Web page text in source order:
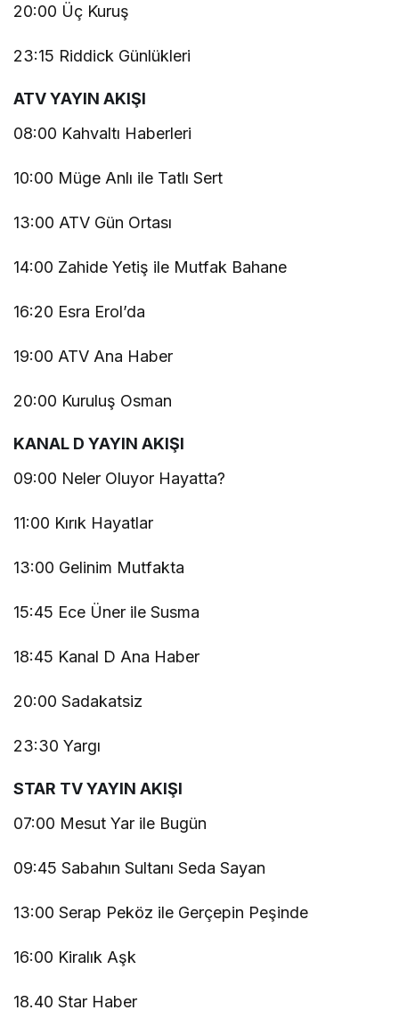
20:00 Üç Kuruş
23:15 Riddick Günlükleri
ATV YAYIN AKIŞI
08:00 Kahvaltı Haberleri
10:00 Müge Anlı ile Tatlı Sert
13:00 ATV Gün Ortası
14:00 Zahide Yetiş ile Mutfak Bahane
16:20 Esra Erol’da
19:00 ATV Ana Haber
20:00 Kuruluş Osman
KANAL D YAYIN AKIŞI
09:00 Neler Oluyor Hayatta?
11:00 Kırık Hayatlar
13:00 Gelinim Mutfakta
15:45 Ece Üner ile Susma
18:45 Kanal D Ana Haber
20:00 Sadakatsiz
23:30 Yargı
STAR TV YAYIN AKIŞI
07:00 Mesut Yar ile Bugün
09:45 Sabahın Sultanı Seda Sayan
13:00 Serap Peköz ile Gerçepin Peşinde
16:00 Kiralık Aşk
18.40 Star Haber